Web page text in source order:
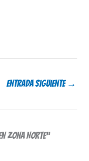
Entrada siguiente →
Zona Norte”